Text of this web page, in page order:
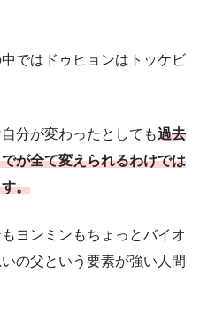
ではドゥヒョンはトッケビ
分が変わったとしても過去
が全て変えられるわけでは
。
ヨンミンもちょっとバイオ
の父という要素が強い人間